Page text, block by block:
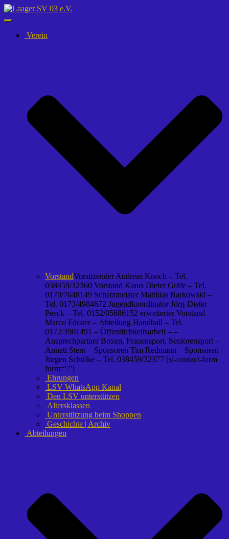
Navigation
umschalten
Verein
VorstandVorsitzender Andreas Knoch – Tel.
038459/32360 Vorstand Klaus Dieter Gräfe – Tel.
0170/7648149 Schatzmeister Matthias Barkowski –
Tel. 0173/4984672 Jugendkoordinator Jörg-Dieter
Peeck – Tel. 0152/05686152 erweiterter Vorstand
Marco Förster – Abteilung Handball – Tel.
0172/3901491 – Öffentlichkeitsarbeit – –
Ansprechpartner Boxen, Frauensport, Seniorensport –
Annett Stern – Sponsoren Tim Redmann – Sponsoren
Jürgen Schülke – Tel. 038459/32377 [si-contact-form
form='7']
Ehrungen
LSV WhatsApp Kanal
Den LSV unterstützen
Altersklassen
Unterstützung beim Shoppen
Geschichte | Archiv
Abteilungen